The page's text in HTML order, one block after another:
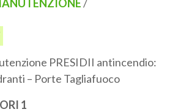
/
PRESIDII antincendio:
– Porte Tagliafuoco
1